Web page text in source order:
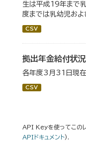
生は平成19年まで
度までは乳幼児およ
CSV
拠出年金給付状況
各年度3月31日現在
CSV
API Keyを使ってこのレ
APIドキュメント).